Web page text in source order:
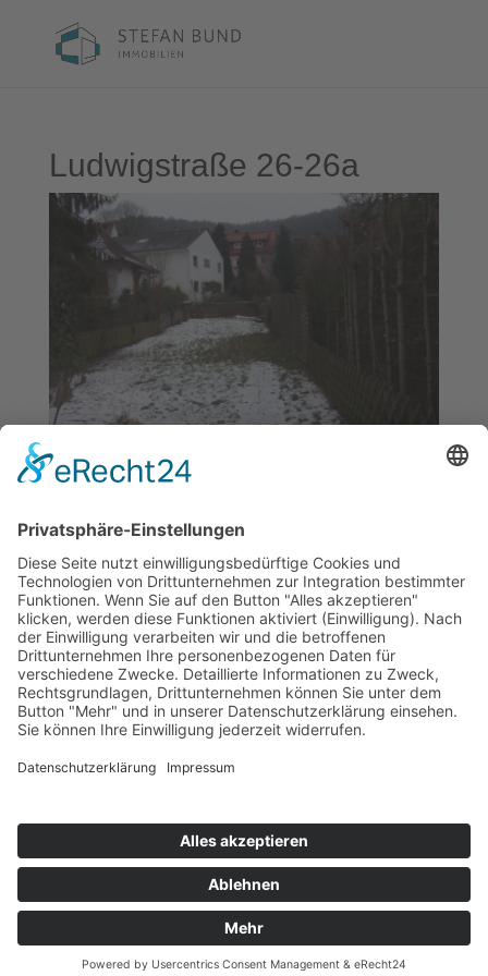
Ludwigstraße 26-26a
Impressum
Datenschutz
Cookie-Einstellungen
© 2023 Stefan Bund Immobilien - Alle Rechte
vorbehalten